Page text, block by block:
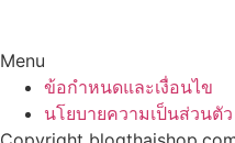
Menu
ข้อกำหนดและเงื่อนไข
นโยบายความเป็นส่วนตัว